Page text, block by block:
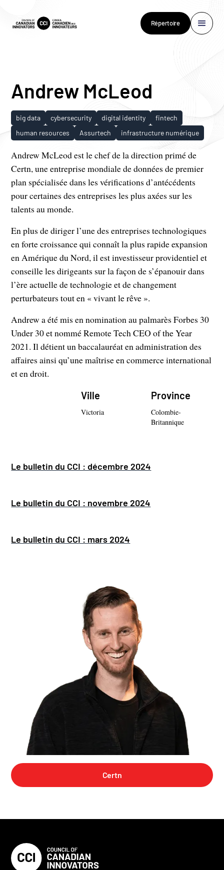
Répertoire
Certn
Andrew McLeod
big data cybersecurity digital identity
fintech
human resources
Assurtech infrastructure numérique
Andrew McLeod est le chef de la direction primé de
Certn, une entreprise mondiale de données de premier
plan spécialisée dans les vérifications d’antécédents
pour certaines des entreprises les plus axées sur les
talents au monde.
En plus de diriger l’une des entreprises technologiques
en forte croissance qui connaît la plus rapide expansion
en Amérique du Nord, il est investisseur providentiel et
conseille les dirigeants sur la façon de s’épanouir dans
l’ère actuelle de technologie et de changement
perturbateurs tout en « vivant le rêve ».
Andrew a été mis en nomination au palmarès Forbes 30
Under 30 et nommé Remote Tech CEO of the Year
2021. Il détient un baccalauréat en administration des
affaires ainsi qu’une maîtrise en commerce international
et en droit.
Ville
Victoria
Province
Colombie-
Britannique
Le bulletin du CCI : décembre 2024
Le bulletin du CCI : novembre 2024
Le bulletin du CCI : mars 2024